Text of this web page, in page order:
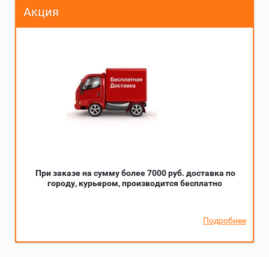
Акция
При заказе на сумму более 7000 руб. доставка по
городу, курьером, производится бесплатно
Подробнее